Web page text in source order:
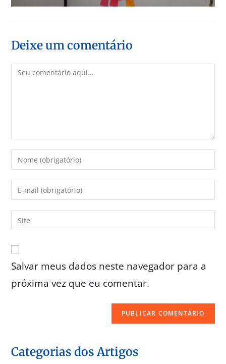
Deixe um comentário
Salvar meus dados neste navegador para a
próxima vez que eu comentar.
Categorias dos Artigos